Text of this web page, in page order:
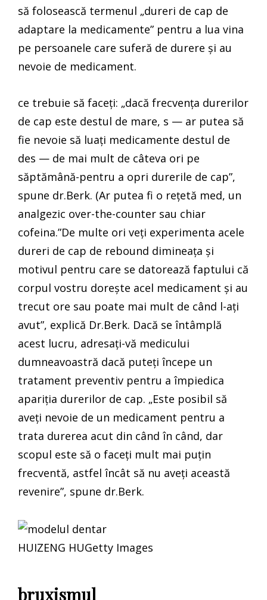
să folosească termenul „dureri de cap de
adaptare la medicamente” pentru a lua vina
pe persoanele care suferă de durere și au
nevoie de medicament.
ce trebuie să faceți: „dacă frecvența durerilor
de cap este destul de mare, s — ar putea să
fie nevoie să luați medicamente destul de
des — de mai mult de câteva ori pe
săptămână-pentru a opri durerile de cap”,
spune dr.Berk. (Ar putea fi o rețetă med, un
analgezic over-the-counter sau chiar
cofeina.”De multe ori veți experimenta acele
dureri de cap de rebound dimineața și
motivul pentru care se datorează faptului că
corpul vostru dorește acel medicament și au
trecut ore sau poate mai mult de când l-ați
avut”, explică Dr.Berk. Dacă se întâmplă
acest lucru, adresați-vă medicului
dumneavoastră dacă puteți începe un
tratament preventiv pentru a împiedica
apariția durerilor de cap. „Este posibil să
aveți nevoie de un medicament pentru a
trata durerea acut din când în când, dar
scopul este să o faceți mult mai puțin
frecventă, astfel încât să nu aveți această
revenire”, spune dr.Berk.
HUIZENG HUGetty Images
bruxismul